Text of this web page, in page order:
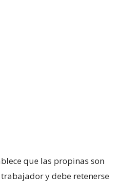
que las propinas son
y debe retenerse